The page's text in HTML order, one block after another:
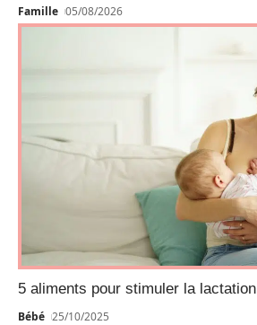
Famille 05/08/2026
5 aliments pour stimuler la lactation
Bébé 25/10/2025